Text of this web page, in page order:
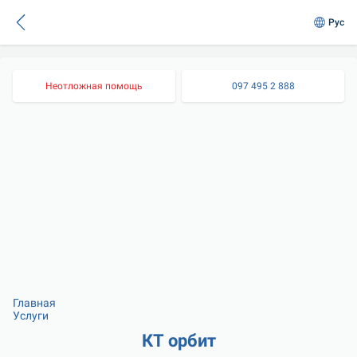
Рус
Неотложная помощь 097 495 2 888
Главная
Услуги
КТ орбит